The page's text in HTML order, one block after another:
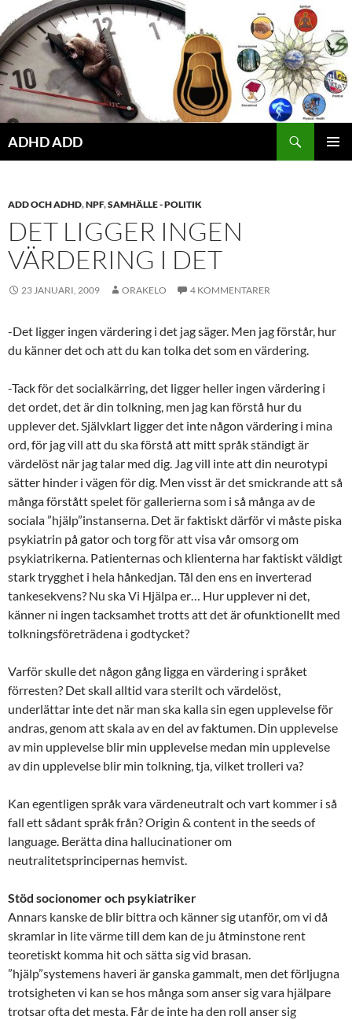
Hoppa
till
innehåll
ADHD ADD
ADD OCH ADHD,NPF,SAMHÄLLE - POLITIK
DET LIGGER INGEN
VÄRDERING I DET
23 JANUARI, 2009 ORAKELO 4 KOMMENTARER
-Det ligger ingen värdering i det jag säger. Men jag förstår, hur
du känner det och att du kan tolka det som en värdering.
-Tack för det socialkärring, det ligger heller ingen värdering i
det ordet, det är din tolkning, men jag kan förstå hur du
upplever det. Självklart ligger det inte någon värdering i mina
ord, för jag vill att du ska förstå att mitt språk ständigt är
värdelöst när jag talar med dig. Jag vill inte att din neurotypi
sätter hinder i vägen för dig. Men visst är det smickrande att så
många förstått spelet för gallerierna som i så många av de
sociala ”hjälp”instanserna. Det är faktiskt därför vi måste piska
psykiatrin på gator och torg för att visa vår omsorg om
psykiatrikerna. Patienternas och klienterna har faktiskt väldigt
stark trygghet i hela hånkedjan. Tål den ens en inverterad
tankesekvens? Nu ska Vi Hjälpa er… Hur upplever ni det,
känner ni ingen tacksamhet trotts att det är ofunktionellt med
tolkningsföreträdena i godtycket?
Varför skulle det någon gång ligga en värdering i språket
förresten? Det skall alltid vara sterilt och värdelöst,
underlättar inte det när man ska kalla sin egen upplevelse för
andras, genom att skala av en del av faktumen. Din upplevelse
av min upplevelse blir min upplevelse medan min upplevelse
av din upplevelse blir min tolkning, tja, vilket trolleri va?
Kan egentligen språk vara värdeneutralt och vart kommer i så
fall ett sådant språk från? Origin & content in the seeds of
language. Berätta dina hallucinationer om
neutralitetsprincipernas hemvist.
Stöd socionomer och psykiatriker
Annars kanske de blir bittra och känner sig utanför, om vi då
skramlar in lite värme till dem kan de ju åtminstone rent
teoretiskt komma hit och sätta sig vid brasan.
”hjälp”systemens haveri är ganska gammalt, men det förljugna
trotsigheten vi kan se hos många som anser sig vara hjälpare
trotsar ofta det mesta. Får de inte ha den roll anser sig